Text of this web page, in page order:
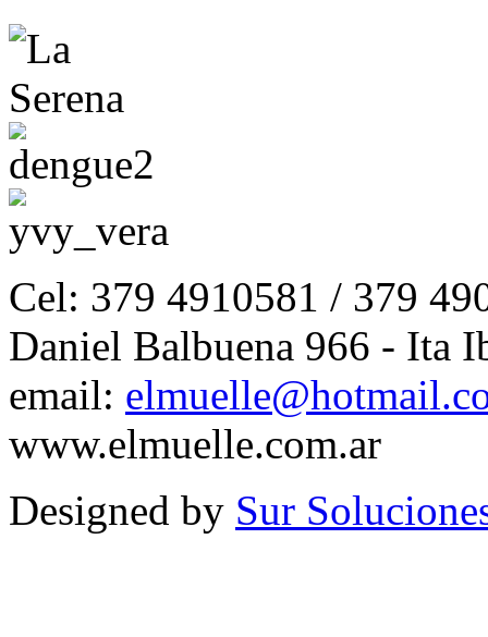
Cel: 379 4910581 / 379
Daniel Balbuena 966 - Ita
email:
www.elmuelle.com.ar
Designed by Sur